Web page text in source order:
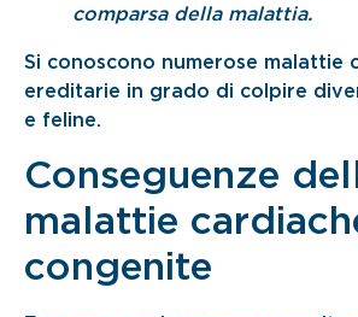
comparsa della malattia.
Si conoscono numerose malattie
ereditarie in grado di colpire
e feline.
Conseguenze
malattie
congenite